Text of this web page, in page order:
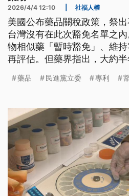
2026/4/4 12:10 社福人權
美國公布藥品關稅政策，祭
台灣沒有在此次豁免名單之
物相似藥「暫時豁免」、維
再評估。但藥界指出，大約
持續向美方爭取有利待遇，
藥品 民進黨立委 專利